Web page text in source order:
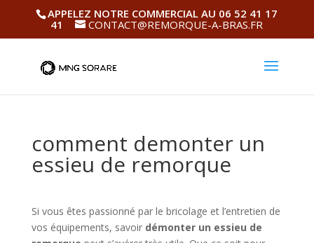
APPELEZ NOTRE COMMERCIAL AU 06 52 41 17
41
CONTACT@REMORQUE-A-BRAS.FR
comment demonter un
essieu de remorque
Si vous êtes passionné par le bricolage et l’entretien de
vos équipements, savoir démonter un essieu de